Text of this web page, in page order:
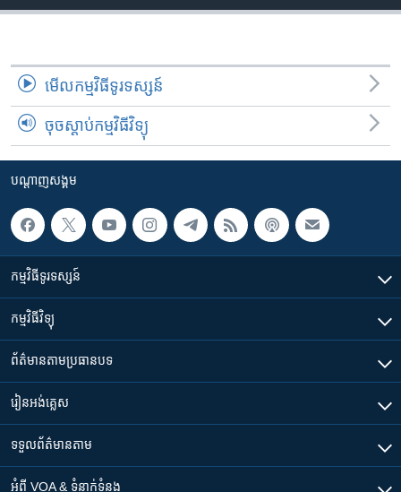
មើល​កម្មវិធី​ទូរទស្សន៍
ចុចស្តាប់កម្មវិធីវិទ្យុ
បណ្តាញ​សង្គម
កម្មវិធី​ទូរទស្សន៍
កម្មវិធី​វិទ្យុ
ព័ត៌មាន​តាមប្រធានបទ​
រៀន​​អង់គ្លេស
ទទួល​ព័ត៌មាន​តាម
អំពី​ VOA & ទំនាក់ទំនង